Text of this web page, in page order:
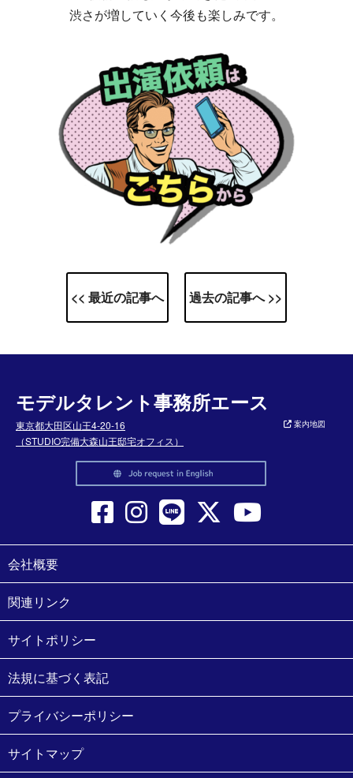
渋さが増していく今後も楽しみです。
<< 最近の記事へ 過去の記事へ >>
モデルタレント事務所エース
東京都大田区山王4-20-16
（STUDIO完備大森山王邸宅オフィス）
案内地図
会社概要
関連リンク
サイトポリシー
法規に基づく表記
プライバシーポリシー
サイトマップ